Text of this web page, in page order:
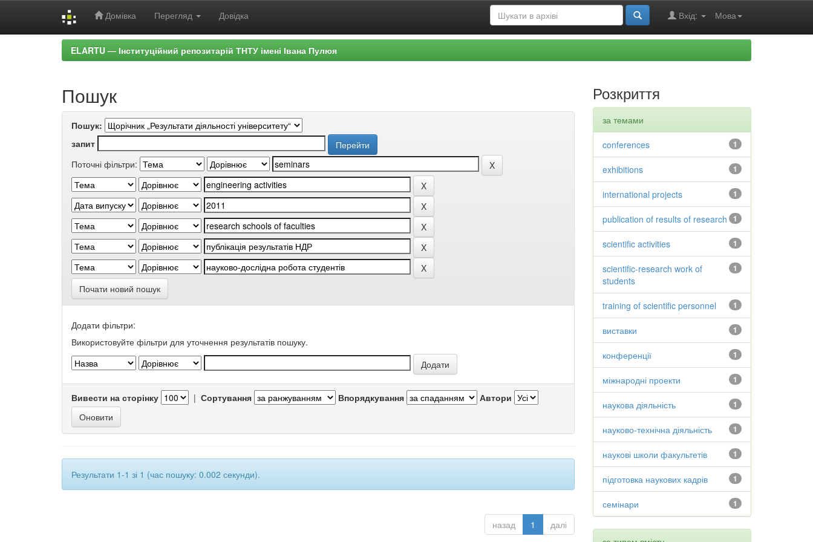
Домівка Перегляд Довідка Мова
Вхід:
ELARTU — Інституційний репозитарій ТНТУ імені Івана Пулюя
Пошук
Пошук:
запит
Поточні фільтри:
Почати новий пошук
Додати фільтри:
Використовуйте фільтри для уточнення результатів пошуку.
Вивести на сторінку | Сортування Впорядкування Автори
Результати 1-1 зі 1 (час пошуку: 0.002 секунди).
назад 1 далі
Розкриття
за темами
1
conferences
1
exhibitions
1
international projects
1
publication of results of research
1
scientific activities
1
scientific-research work of
students
1
training of scientific personnel
1
виставки
1
конференції
1
міжнародні проекти
1
наукова діяльність
1
науково-технічна діяльність
1
наукові школи факультетів
1
підготовка наукових кадрів
1
семінари